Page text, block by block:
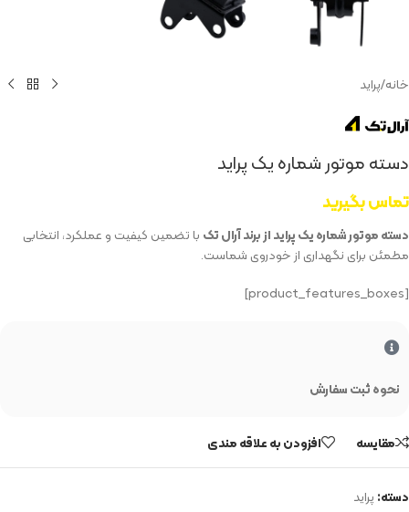
خانه/پراید
دسته موتور شماره یک پراید
تماس بگیرید
دسته موتور شماره یک پراید از برند آرال تک با تضمین کیفیت و عملکرد، انتخابی
مطمئن برای نگهداری از خودروی شماست.
[product_features_boxes]
نحوه ثبت سفارش
مقایسه افزودن به علاقه مندی
دسته: پراید